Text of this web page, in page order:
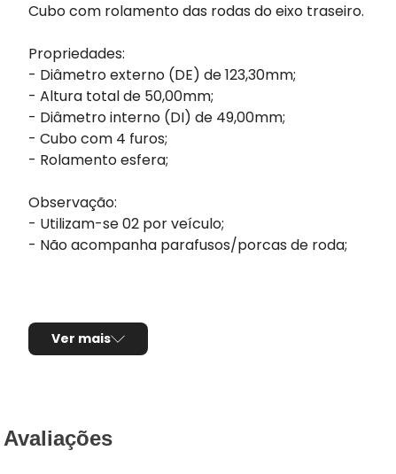
Cubo com rolamento das rodas do eixo traseiro.
Propriedades:
- Diâmetro externo (DE) de 123,30mm;
- Altura total de 50,00mm;
- Diâmetro interno (DI) de 49,00mm;
- Cubo com 4 furos;
- Rolamento esfera;
Observação:
- Utilizam-se 02 por veículo;
- Não acompanha parafusos/porcas de roda;
Ver mais
Avaliações